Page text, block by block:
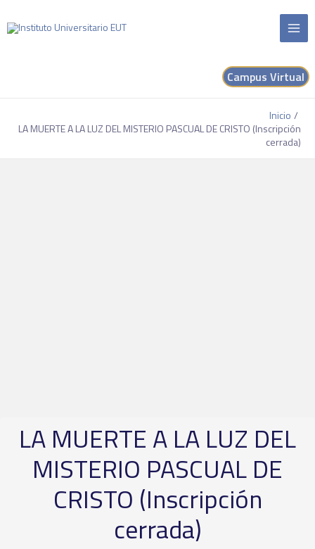
Campus Virtual
Inicio
LA MUERTE A LA LUZ DEL MISTERIO PASCUAL DE CRISTO (Inscripción
cerrada)
LA MUERTE A LA LUZ DEL
MISTERIO PASCUAL DE
CRISTO (Inscripción
cerrada)